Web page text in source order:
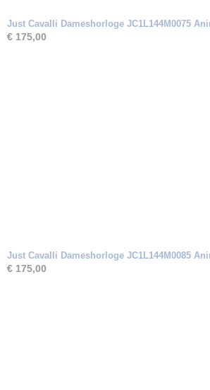
Just Cavalli Dameshorloge JC1L144M0075
€ 175,00
Just Cavalli Dameshorloge JC1L144M0085
€ 175,00